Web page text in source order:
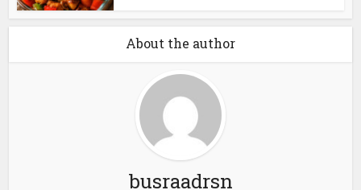
About the author
busraadrsn